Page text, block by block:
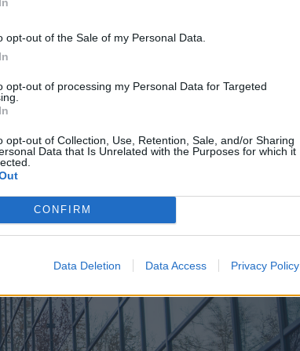
opt-out of the Sale of my Personal Data.
opt-out of processing my Personal Data for Targeted
opt-out of Collection, Use, Retention, Sale, and/or Sharing
Data that Is Unrelated with the Purposes for which it
CONFIRM
Data Deletion Data Access Privacy Policy
Magyarországon nem alkalmazott technológia